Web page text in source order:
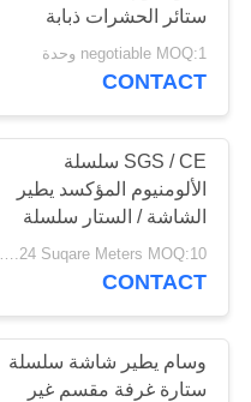
المعمل
مراقبة
الجودة
اتصل
أخبار
ستائر الحشرات ذبابة
الشاشة لأبواب الباحة
negotiable MOQ:1 وحدة
CONTACT
SGS / CE سلسلة
الألومنيوم المؤكسد يطير
الشاشة / الستار سلسلة
شاشة الباب
USD 0.73-1.24 Suqare Meters MOQ:10 مترا مربعا
CONTACT
وسام يطير شاشة سلسلة
ستارة غرفة مقسم غير